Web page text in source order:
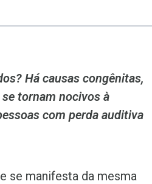
Há causas congênitas,
tornam nocivos à
com perda auditiva
se manifesta da mesma